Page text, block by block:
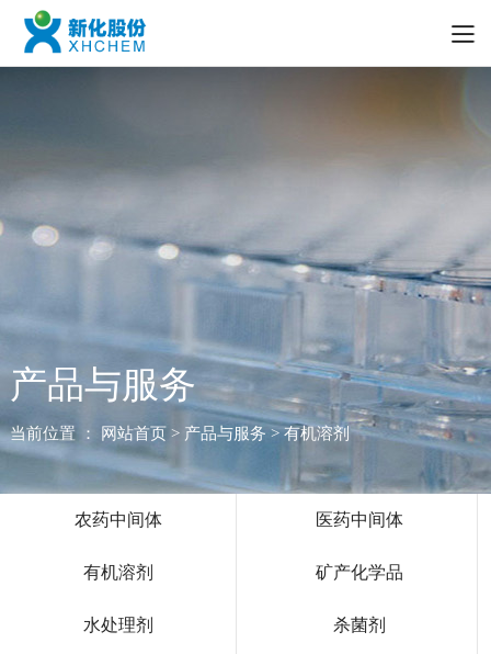
产品与服务
当前位置 ： 网站首页> 产品与服务 > 有机溶剂
农药中间体 医药中间体
有机溶剂 矿产化学品
水处理剂 杀菌剂